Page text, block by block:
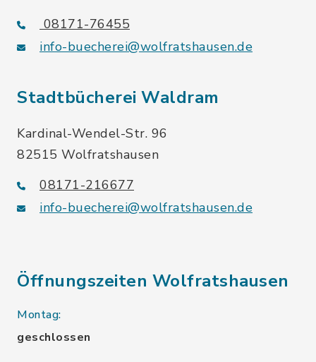
08171-76455
info-buecherei@wolfratshausen.de
Stadtbücherei Waldram
Kardinal-Wendel-Str. 96
82515 Wolfratshausen
08171-216677
info-buecherei@wolfratshausen.de
Öffnungszeiten Wolfratshausen
Montag:
geschlossen